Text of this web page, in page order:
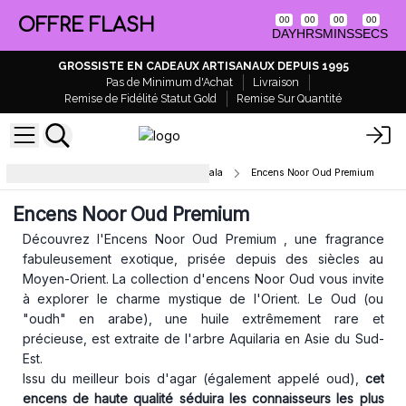
OFFRE FLASH 00
DAY
00
HRS
00
MINS
00
SECS
GROSSISTE EN CADEAUX ARTISANAUX DEPUIS 1995
Pas de Minimum d'Achat
Livraison
Remise de Fidélité Statut Gold
Remise Sur Quantité
Encens en Bâtons Naturels & Masala Encens Noor Oud Premium
Encens Noor Oud Premium
Découvrez l'Encens Noor Oud Premium , une fragrance
fabuleusement exotique, prisée depuis des siècles au
Moyen-Orient. La collection d'encens Noor Oud vous invite
à explorer le charme mystique de l'Orient. Le Oud (ou
"oudh" en arabe), une huile extrêmement rare et
précieuse, est extraite de l'arbre Aquilaria en Asie du Sud-
Est.
Issu du meilleur bois d'agar (également appelé oud), cet
encens de haute qualité séduira les connaisseurs les plus